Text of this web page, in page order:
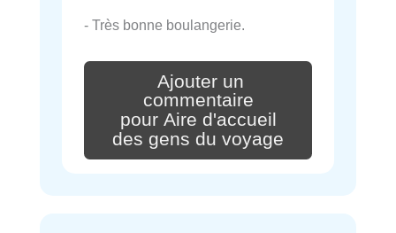
- Très bonne boulangerie.
Ajouter un
commentaire
pour Aire d'accueil
des gens du voyage